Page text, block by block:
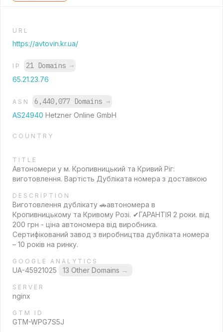
URL
https://avtovin.kr.ua/
IP 21 Domains →
65.21.23.76
ASN 6,440,077 Domains →
AS24940 Hetzner Online GmbH
COUNTRY
TITLE
Автономери у м. Кропивницький та Кривий Ріг:
виготовлення. Вартість Дубліката номера з доставкою
DESCRIPTION
Виготовлення дублікату 🚗автономера в
Кропивницькому та Кривому Розі. ✔ГАРАНТІЯ 2 роки. від
200 грн - ціна автономера від виробника.
Сертифікований завод з виробництва дубліката номера
– 10 років на ринку.
GOOGLE ANALYTICS
UA-45921025 13 Other Domains →
SERVER
nginx
GTM ID
GTM-WPG7S5J